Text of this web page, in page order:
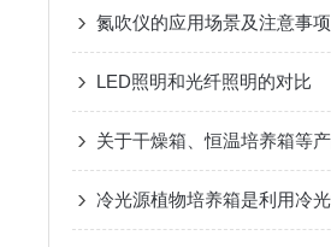
氮吹仪的应用场景及注意事项
LED照明和光纤照明的对比